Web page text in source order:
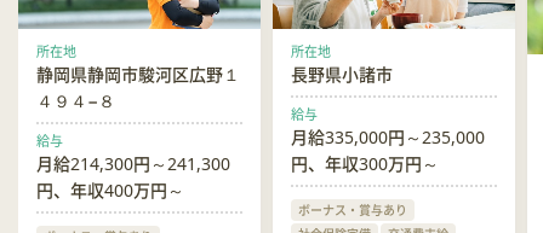
所在地
静岡県静岡市駿河区広野１
４９４−８
給与
月給214,300円～241,300
円、年収400万円～
所在地
長野県小諸市
給与
月給335,000円～235,000
円、年収300万円～
ボーナス・賞与あり